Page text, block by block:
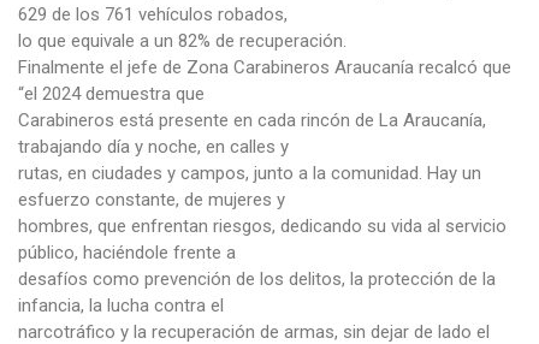
629 de los 761 vehículos robados,
lo que equivale a un 82% de recuperación.
Finalmente el jefe de Zona Carabineros Araucanía recalcó que
“el 2024 demuestra que
Carabineros está presente en cada rincón de La Araucanía,
trabajando día y noche, en calles y
rutas, en ciudades y campos, junto a la comunidad. Hay un
esfuerzo constante, de mujeres y
hombres, que enfrentan riesgos, dedicando su vida al servicio
público, haciéndole frente a
desafíos como prevención de los delitos, la protección de la
infancia, la lucha contra el
narcotráfico y la recuperación de armas, sin dejar de lado el